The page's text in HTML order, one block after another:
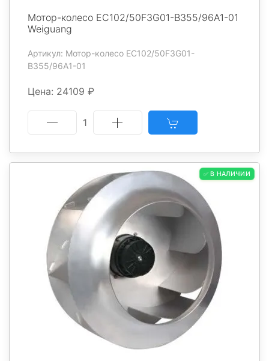
Мотор-колесо EC102/50F3G01-B355/96A1-01
Weiguang
Артикул: Мотор-колесо EC102/50F3G01-
B355/96A1-01
Цена: 24109 ₽
1
✅ В НАЛИЧИИ